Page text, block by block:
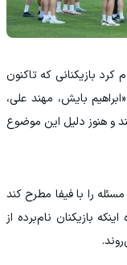
کرد بازیکنانی که تاکنون
بایش، مهند علی،
و هنوز دلیل این موضوع
را با فیفا مطرح کند
بازیکنان نام‌برده از